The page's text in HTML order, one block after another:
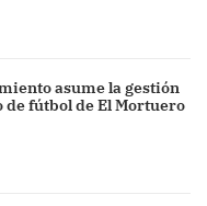
asume la gestión
de fútbol de El Mortuero